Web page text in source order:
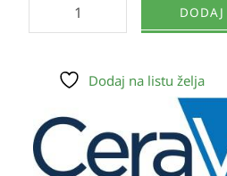
Dodaj na listu želja